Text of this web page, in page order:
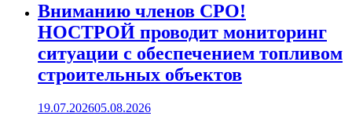
Вниманию членов СРО!
НОСТРОЙ проводит мониторинг
ситуации с обеспечением топливом
строительных объектов
19.07.202605.08.2026